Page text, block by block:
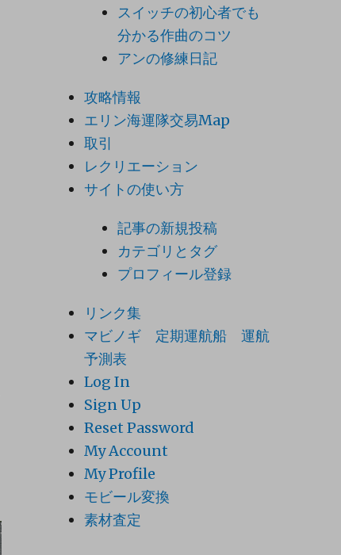
スイッチの初心者でも
分かる作曲のコツ
アンの修練日記
攻略情報
エリン海運隊交易Map
取引
レクリエーション
サイトの使い方
記事の新規投稿
カテゴリとタグ
プロフィール登録
リンク集
マビノギ 定期運航船 運航
予測表
Log In
Sign Up
Reset Password
My Account
My Profile
モビール変換
素材査定